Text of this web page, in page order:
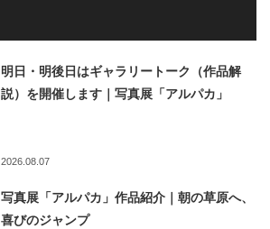
明日・明後日はギャラリートーク（作品解
説）を開催します｜写真展「アルパカ」
2026.08.07
写真展「アルパカ」作品紹介｜朝の草原へ、
喜びのジャンプ